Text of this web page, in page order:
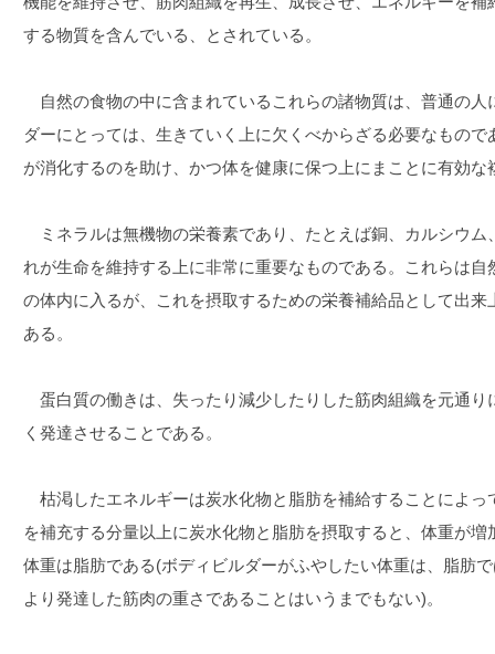
する物質を含んでいる、とされている。
自然の食物の中に含まれているこれらの諸物質は、普通の人
ダーにとっては、生きていく上に欠くべからざる必要なもの
が消化するのを助け、かつ体を健康に保つ上にまことに有効な
ミネラルは無機物の栄養素であり、たとえば銅、カルシウム
れが生命を維持する上に非常に重要なものである。これらは
の体内に入るが、これを摂取するための栄養補給品として出
ある。
蛋白質の働きは、失ったり減少したりした筋肉組織を元通り
く発達させることである。
枯渇したエネルギーは炭水化物と脂肪を補給することによっ
を補充する分量以上に炭水化物と脂肪を摂取すると、体重が
体重は脂肪である(ボディビルダーがふやしたい体重は、脂肪
より発達した筋肉の重さであることはいうまでもない)。